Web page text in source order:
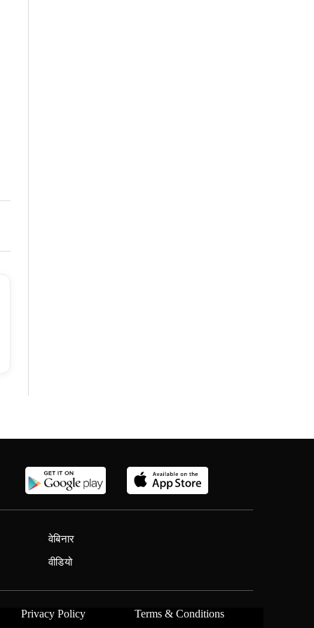
वेबिनार
वीडियो
Privacy Policy Terms & Conditions